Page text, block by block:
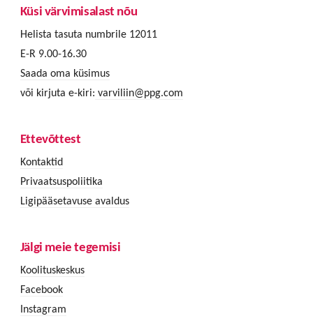
Küsi värvimisalast nõu
Helista tasuta numbrile 12011
E-R 9.00-16.30
Saada oma küsimus
või kirjuta e-kiri: varviliin@ppg.com
Ettevõttest
Kontaktid
Privaatsuspoliitika
Ligipääsetavuse avaldus
Jälgi meie tegemisi
Koolituskeskus
Facebook
Instagram